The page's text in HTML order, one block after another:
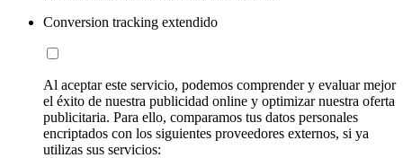
Conversion tracking extendido
Al aceptar este servicio, podemos comprender y evaluar mejor
el éxito de nuestra publicidad online y optimizar nuestra oferta
publicitaria. Para ello, comparamos tus datos personales
encriptados con los siguientes proveedores externos, si ya
utilizas sus servicios: